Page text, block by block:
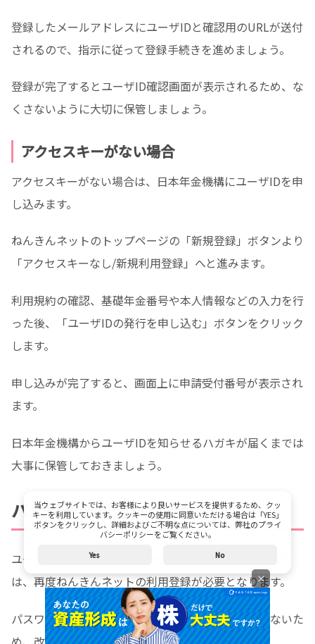
登録したメールアドレスにユーザIDと確認用のURLが送付
されるので、指示に従って登録手続きを進めましょう。
登録が完了するとユーザID確認画面が表示されるため、な
くさないように大切に保管しましょう。
アクセスキーがない場合
アクセスキーがない場合は、日本年金機構にユーザIDを申
し込みます。
ねんきんネットのトップページの「新規登録」ボタンより
「アクセスキーなし/新規利用登録」へと進みます。
利用規約の確認、基礎年金番号や本人情報などの入力を行
った後、「ユーザIDの発行を申し込む」ボタンをクリック
します。
申し込みが完了すると、画面上に申請受付番号が表示され
ます。
日本年金機構からユーザIDを知らせるハガキが届くまでは
大事に保管しておきましょう。
パスワードを忘れた場合
ユーザIDやパスワードがわからなくなってしまった場合
は、再度ねんきんネットの利用登録が必要となります。
パスワードの再発行や同じユーザIDでの登録はできないた
当ウェブサイトでは、お客様により良いサービスを提供するため、クッ
キーを利用しています。クッキーの使用に同意いただける場合は「YES」
ボタンをクリックし、詳細およびご不明な点については、弊社のプライ
バシーポリシーをご覧ください。
Yes No
×